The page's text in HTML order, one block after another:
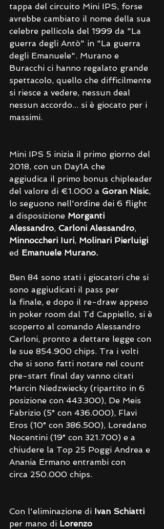
tappa del circuito Mini IPS, forse
avrebbe cambiato il nome della sua
celebre pellicola del 1999 da "La
guerra degli Antò" in "La guerra
degli Emanuele". Murano e
Buracchi ci hanno regalato grande
spettacolo, quello che difficilmente
si riesce a vedere, nessun deal
nessun accordo... si è giocato per i
massimi.
Mini IPS 5 inizia il primo giorno del
2018, con un Day1A che
aggiudica il primo bonus chipleader
del valore di €1.000 a Goran Nisic,
lo seguono nell'ordine dei 6 flight
a disposizione Morganti
Alessandro, Carloni Alessandro,
Minnoccheri Iuri, Molinari Pierluigi
ed Emanuele Murano.
Ben 84 sono stati i giocatori che si
sono aggiudicati il pass per
la finale, e dopo il re-draw appeso
in poker room dal Td Cappiello, si è
scoperto al comando Alessandro
Carloni, pronto a dettare legge con
le sue 854.900 chips. Tra i volti
che si sono fatti notare nel count
pre-start final day vanno citati
Marcin Niedzwiecky (ripartito in 6
posizione con 443.300), De Meis
Fabrizio (5° con 436.000), Flavi
Eros (10° con 386.500), Loredano
Nocentini (19° con 321.700) e a
chiudere la Top 25 Poggi Andrea e
Anania Ermano entrambi con
circa 250.000 chips.
Con l'eliminazione di Ivan Schiatti
per mano di Lorenzo